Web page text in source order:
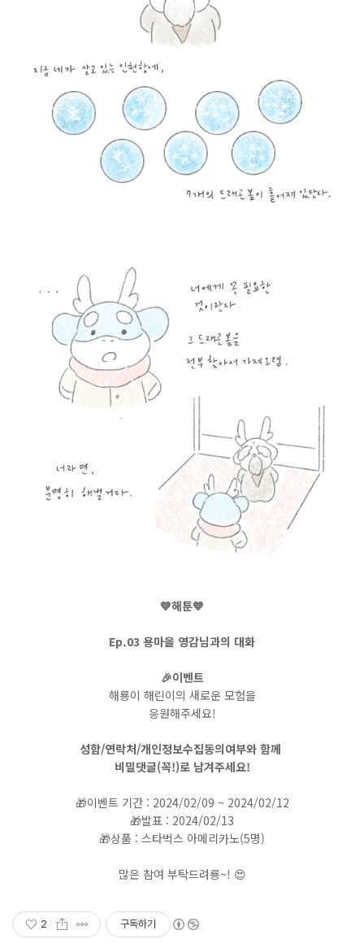
💙해툰💙
Ep.03 용마을 영감님과의 대화
🎉이벤트
해룡이 해린이의 새로운 모험을
응원해주세요!
성함/연락처/개인정보수집동의여부와 함께
비밀댓글(꼭!)로 남겨주세요!
🎁이벤트 기간 : 2024/02/09 ~ 2024/02/12
🎁발표 : 2024/02/13
🎁상품 : 스타벅스 아메리카노(5명)
많은 참여 부탁드려룡~! 😍
2 구독하기